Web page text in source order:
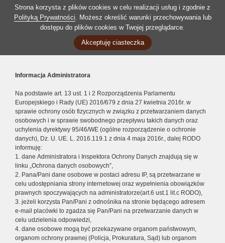
Strona korzysta z plików cookies w celu realizacji usług i zgodnie z
Polityką Prywatności. Możesz określić warunki przechowywania lub
dostępu do plików cookies w Twojej przeglądarce.
Akceptuję ciasteczka
Informacja Administratora
Na podstawie art. 13 ust. 1 i 2 Rozporządzenia Parlamentu
Europejskiego i Rady (UE) 2016/679 z dnia 27 kwietnia 2016r. w
sprawie ochrony osób fizycznych w związku z przetwarzaniem danych
osobowych i w sprawie swobodnego przepływu takich danych oraz
uchylenia dyrektywy 95/46/WE (ogólne rozporządzenie o ochronie
danych), Dz. U. UE. L. 2016.119.1 z dnia 4 maja 2016r., dalej RODO
informuję:
1. dane Administratora i Inspektora Ochrony Danych znajdują się w
linku „Ochrona danych osobowych”,
2. Pana/Pani dane osobowe w postaci adresu IP, są przetwarzane w
celu udostępniania strony internetowej oraz wypełnienia obowiązków
prawnych spoczywających na administratorze(art.6 ust.1 lit.c RODO),
3. jeżeli korzysta Pan/Pani z odnośnika na stronie będącego adresem
e-mail placówki to zgadza się Pan/Pani na przetwarzanie danych w
celu udzielenia odpowiedzi,
4. dane osobowe mogą być przekazywane organom państwowym,
organom ochrony prawnej (Policja, Prokuratura, Sąd) lub organom